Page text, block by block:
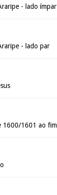
- lado ímpar
- lado par
1600/1601 ao fim